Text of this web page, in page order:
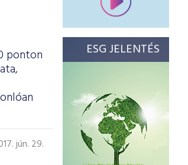
ponton
jún. 29.
ESG JELENTÉS